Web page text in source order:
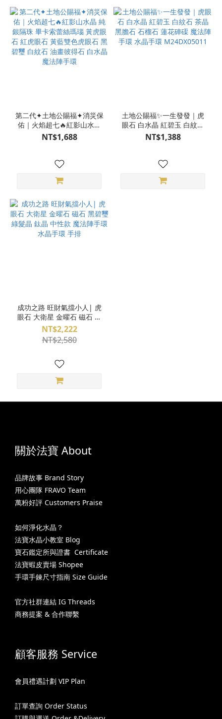
第二代✦土地公賜福✦消災保
佑｜火焰超七🔥紅影山水晶
純銀隔珠 畢卡索蕾絲瑪瑙 黃
虎眼石 紅虎眼石 黃藍雙色虎
得石 白水晶 魔法陣手環
NT$1,688
土地公賜福✨一生發發｜虎
眼石 白水晶 紅碧玉 白紋石
茶晶 黑膽石 石榴石 蓮花硨
磲 魔法陣手環 水晶手環
NT$1,388
成功之路 旺財氣擋小人| 虎
眼石 大衛星 金曜石 磁石 黑
碧璽 綠髮晶 鈦晶 中性款 魔
法陣手環 水晶手環 手排
NT$2,222
NT$2,580
關於法寶 About
品牌故事 Brand Story
用心團隊 FRAVO Team
萬粉好評 Customers Praise
如何淨化水晶？
法寶水晶小教室 Blog
寶石鑑定所與證書 Certificate
法寶蝦皮賣場 Shopee
手環手鍊尺寸指南 Size Guide
官方社群連結 IG Threads
商務提案 & 合作聯繫
顧客服務 Service
會員禮遇計劃 VIP Plan
訂單查詢 Order Status